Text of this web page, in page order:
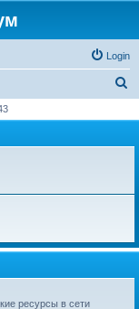
Login
r
h
ресурсы в сети